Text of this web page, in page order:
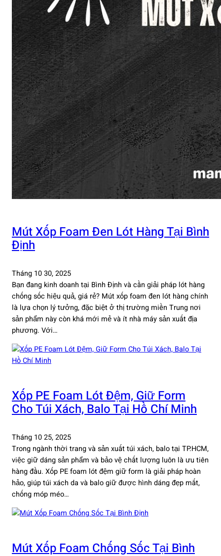
Mút Xốp Foam Đen Lót Hàng Tại Bình
Định
Tháng 10 30, 2025
Bạn đang kinh doanh tại Bình Định và cần giải pháp lót hàng
chống sốc hiệu quả, giá rẻ? Mút xốp foam đen lót hàng chính
là lựa chọn lý tưởng, đặc biệt ở thị trường miền Trung nơi
sản phẩm này còn khá mới mẻ và ít nhà máy sản xuất địa
phương. Với…
Xốp PE Foam Lót Đệm, Giữ Form
Cho Túi Xách, Balo Tại Hồ Chí Minh
Tháng 10 25, 2025
Trong ngành thời trang và sản xuất túi xách, balo tại TP.HCM,
việc giữ dáng sản phẩm và bảo vệ chất lượng luôn là ưu tiên
hàng đầu. Xốp PE foam lót đệm giữ form là giải pháp hoàn
hảo, giúp túi xách da và balo giữ được hình dáng đẹp mắt,
chống móp méo…
Mút Xốp Foam Chống Sốc Tại Bình